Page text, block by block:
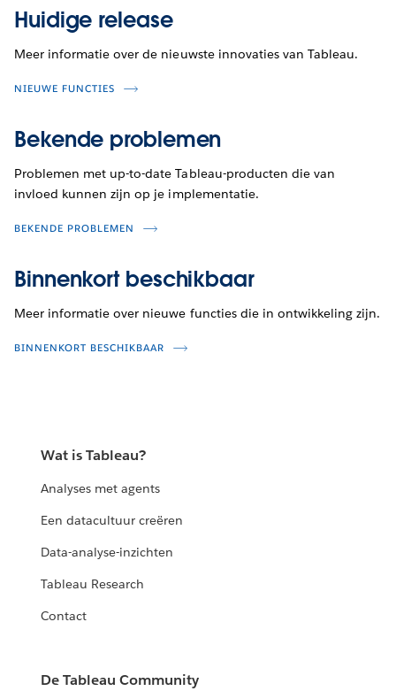
Huidige release
Meer informatie over de nieuwste innovaties van Tableau.
NIEUWE FUNCTIES
Bekende problemen
Problemen met up-to-date Tableau-producten die van
invloed kunnen zijn op je implementatie.
BEKENDE PROBLEMEN
Binnenkort beschikbaar
Meer informatie over nieuwe functies die in ontwikkeling zijn.
BINNENKORT BESCHIKBAAR
Wat is Tableau?
Analyses met agents
Een datacultuur creëren
Data-analyse-inzichten
Tableau Research
Contact
De Tableau Community